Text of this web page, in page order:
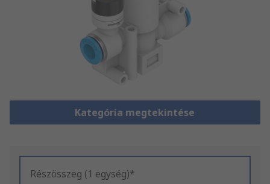
Kategória megtekintése
Részösszeg (1 egység)*